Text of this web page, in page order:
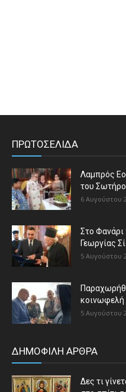
ΠΡΩΤΟΣΕΛΙΔΑ
Λαμπρός
του
6 Αυγούστου
Στο
Γεωργίας
5 Αυγούστου
κοινωφελή
5 Αυγούστου
ΔΗΜΟΦΙΛΗ ΑΡΘΡΑ
Δες τι